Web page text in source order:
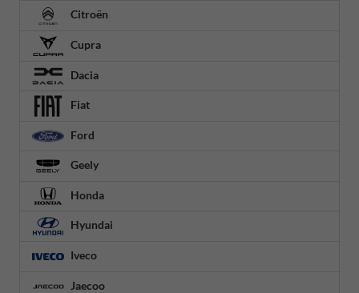
Citroën
Cupra
Dacia
Fiat
Ford
Geely
Honda
Hyundai
Iveco
Jaecoo